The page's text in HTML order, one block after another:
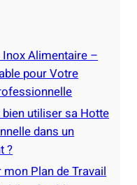
Inox Alimentaire –
pour Votre
utiliser sa Hotte
dans un
?
Plan de Travail